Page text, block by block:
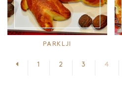
PARKLJI
Prejšnja stran
1 2 3 4